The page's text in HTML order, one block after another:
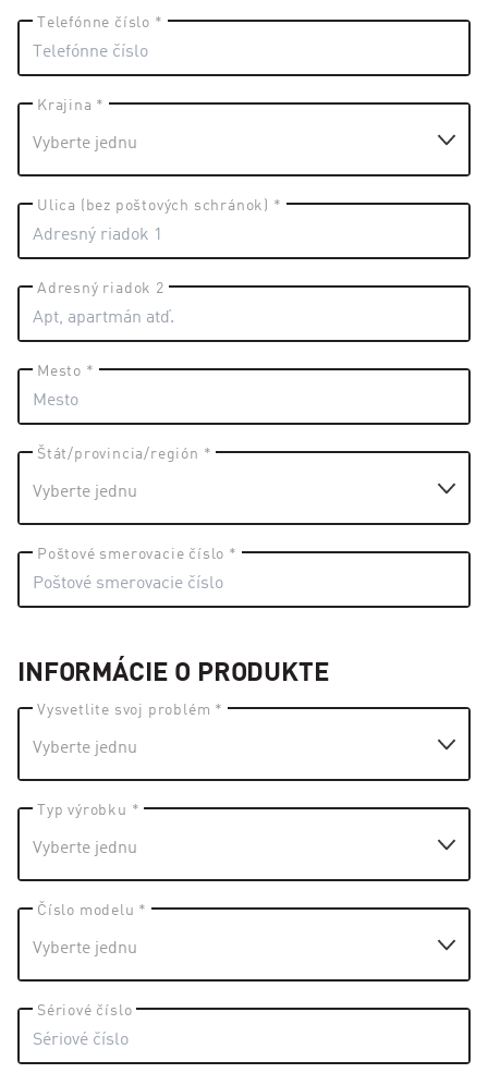
Telefónne číslo *
Krajina *
Ulica (bez poštových schránok) *
Adresný riadok 2
Mesto *
Štát/provincia/región *
Poštové smerovacie číslo *
INFORMÁCIE O PRODUKTE
Vysvetlite svoj problém *
Typ výrobku *
Číslo modelu *
Sériové číslo